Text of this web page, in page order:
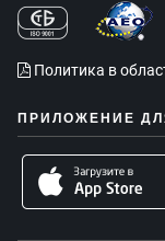
Политика в
ПРИЛОЖЕНИЕ